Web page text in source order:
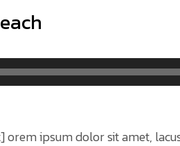
orem ipsum dolor sit amet,